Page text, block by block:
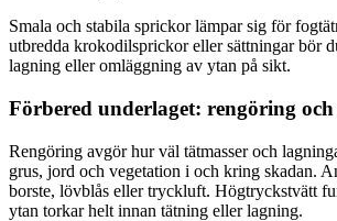
Smala och stabila sprickor lämpar sig för
utbredda krokodilsprickor eller sättningar bör
lagning eller omläggning av ytan på sikt.
Förbered underlaget: rengöring
Rengöring avgör hur väl tätmasser och
grus, jord och vegetation i och kring skadan.
borste, lövblås eller tryckluft. Högtryckstvätt
ytan torkar helt innan tätning eller lagning.